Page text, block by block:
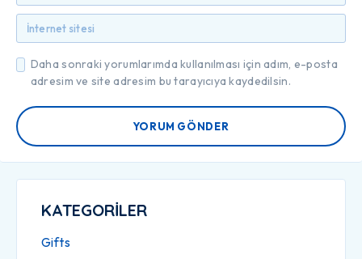
Daha sonraki yorumlarımda kullanılması için adım, e-posta
adresim ve site adresim bu tarayıcıya kaydedilsin.
YORUM GÖNDER
KATEGORİLER
Gifts